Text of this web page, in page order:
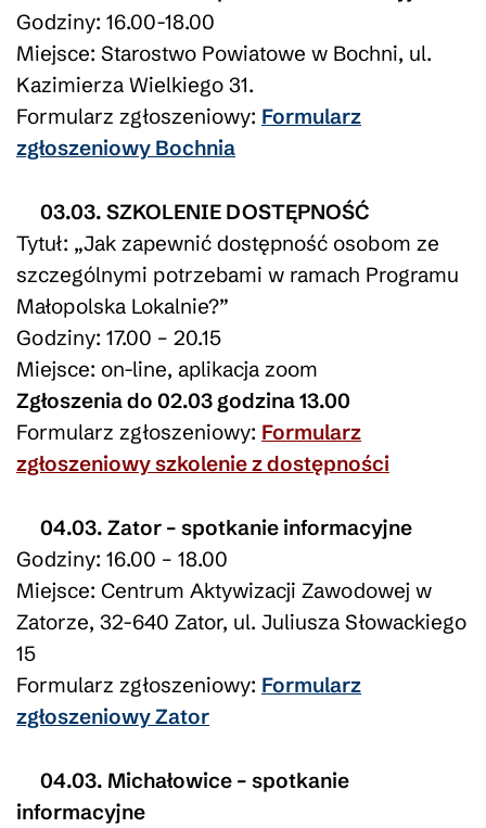
Godziny: 16.00-18.00
Miejsce: Starostwo Powiatowe w Bochni, ul.
Kazimierza Wielkiego 31.
Formularz zgłoszeniowy: Formularz
zgłoszeniowy Bochnia
03.03. SZKOLENIE DOSTĘPNOŚĆ
Tytuł: „Jak zapewnić dostępność osobom ze
szczególnymi potrzebami w ramach Programu
Małopolska Lokalnie?”
Godziny: 17.00 – 20.15
Miejsce: on-line, aplikacja zoom
Zgłoszenia do 02.03 godzina 13.00
Formularz zgłoszeniowy: Formularz
zgłoszeniowy szkolenie z dostępności
04.03. Zator – spotkanie informacyjne
Godziny: 16.00 – 18.00
Miejsce: Centrum Aktywizacji Zawodowej w
Zatorze, 32-640 Zator, ul. Juliusza Słowackiego
15
Formularz zgłoszeniowy: Formularz
zgłoszeniowy Zator
04.03. Michałowice – spotkanie
informacyjne